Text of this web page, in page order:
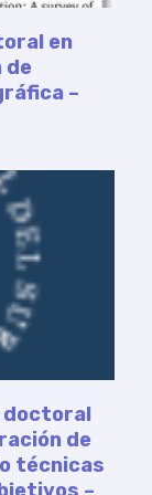
en
de
–
doctoral
de
técnicas